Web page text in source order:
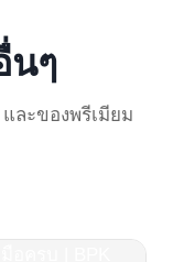
นๆ
ละของพรีเมียม